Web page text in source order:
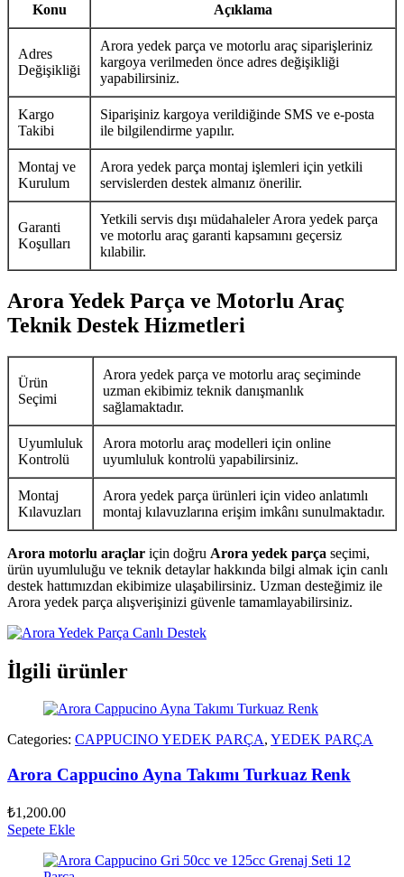
Konu Açıklama
Adres
Değişikliği
Arora yedek parça ve motorlu araç siparişleriniz
kargoya verilmeden önce adres değişikliği
yapabilirsiniz.
Kargo
Takibi
Siparişiniz kargoya verildiğinde SMS ve e-posta
ile bilgilendirme yapılır.
Montaj ve
Kurulum
Arora yedek parça montaj işlemleri için yetkili
servislerden destek almanız önerilir.
Garanti
Koşulları
Yetkili servis dışı müdahaleler Arora yedek parça
ve motorlu araç garanti kapsamını geçersiz
kılabilir.
Arora Yedek Parça ve Motorlu Araç
Teknik Destek Hizmetleri
Ürün
Seçimi
Arora yedek parça ve motorlu araç seçiminde
uzman ekibimiz teknik danışmanlık
sağlamaktadır.
Uyumluluk
Kontrolü
Arora motorlu araç modelleri için online
uyumluluk kontrolü yapabilirsiniz.
Montaj
Kılavuzları
Arora yedek parça ürünleri için video anlatımlı
montaj kılavuzlarına erişim imkânı sunulmaktadır.
Arora motorlu araçlar için doğru Arora yedek parça seçimi,
ürün uyumluluğu ve teknik detaylar hakkında bilgi almak için canlı
destek hattımızdan ekibimize ulaşabilirsiniz. Uzman desteğimiz ile
Arora yedek parça alışverişinizi güvenle tamamlayabilirsiniz.
İlgili ürünler
Categories: CAPPUCINO YEDEK PARÇA, YEDEK PARÇA
Arora Cappucino Ayna Takımı Turkuaz Renk
₺1,200.00
Sepete Ekle